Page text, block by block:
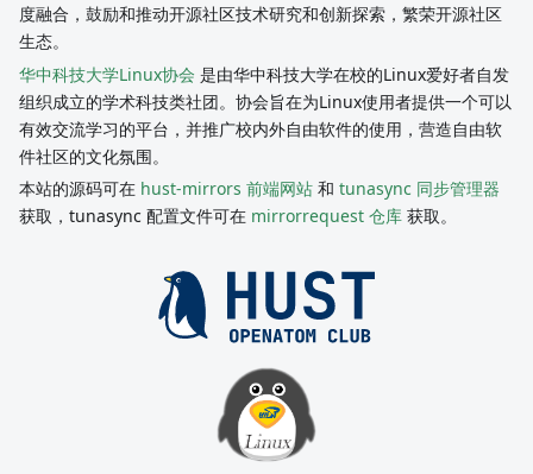
度融合，鼓励和推动开源社区技术研究和创新探索，繁荣开源社区
生态。
华中科技大学Linux协会 是由华中科技大学在校的Linux爱好者自发
组织成立的学术科技类社团。协会旨在为Linux使用者提供一个可以
有效交流学习的平台，并推广校内外自由软件的使用，营造自由软
件社区的文化氛围。
本站的源码可在 hust-mirrors 前端网站 和 tunasync 同步管理器
获取，tunasync 配置文件可在 mirrorrequest 仓库 获取。